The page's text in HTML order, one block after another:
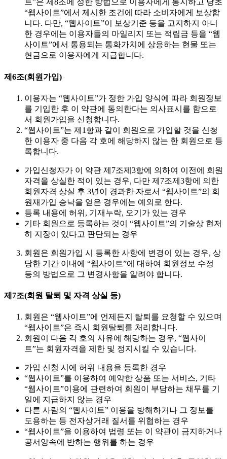
트”은 제8조에 정한 방법으로 이용자에게 통지하고 당초
“웹사이트”에서 제시한 조건에 따라 소비자에게 보상합
니다. 다만, “웹사이트”이 보상기준 등을 고지하지 아니
한 경우에는 이용자들의 마일리지 또는 적립금 등을 “웹
사이트”에서 통용되는 통화가치에 상응하는 현물 또는
현금으로 이용자에게 지급합니다.
제6조(회원가입)
이용자는 “웹사이트”가 정한 가입 양식에 따라 회원정보
를 기입한 후 이 약관에 동의한다는 의사표시를 함으로
서 회원가입을 신청합니다.
“웹사이트”는 제1항과 같이 회원으로 가입할 것을 신청
한 이용자 중 다음 각 호에 해당하지 않는 한 회원으로 등
록합니다.
가입신청자가 이 약관 제7조제3항에 의하여 이전에 회원
자격을 상실한 적이 있는 경우, 다만 제7조제3항에 의한
회원자격 상실 후 3년이 경과한 자로서 “웹사이트”의 회
원재가입 승낙을 얻은 경우에는 예외로 한다.
등록 내용에 허위, 기재누락, 오기가 있는 경우
기타 회원으로 등록하는 것이 “웹사이트”의 기술상 현저
히 지장이 있다고 판단되는 경우
회원은 회원가입 시 등록한 사항에 변경이 있는 경우, 상
당한 기간 이내에 “웹사이트”에 대하여 회원정보 수정
등의 방법으로 그 변경사항을 알려야 합니다.
제7조(회원 탈퇴 및 자격 상실 등)
회원은 “웹사이트”에 언제든지 탈퇴를 요청할 수 있으며
“웹사이트”은 즉시 회원탈퇴를 처리합니다.
회원이 다음 각 호의 사유에 해당하는 경우, “웹사이
트”는 회원자격을 제한 및 정지시킬 수 있습니다.
가입 신청 시에 허위 내용을 등록한 경우
“웹사이트”를 이용하여 예약한 상품 또는 서비스, 기타
“웹사이트”이용에 관련하여 회원이 부담하는 채무를 기
일에 지급하지 않는 경우
다른 사람의 “웹사이트” 이용을 방해하거나 그 정보를
도용하는 등 전자상거래 질서를 위협하는 경우
“웹사이트”을 이용하여 법령 또는 이 약관이 금지하거나
공서양속에 반하는 행위를 하는 경우